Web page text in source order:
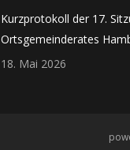
Kurzprotokoll der 17.
Ortsgemeinderates
18. Mai 2026